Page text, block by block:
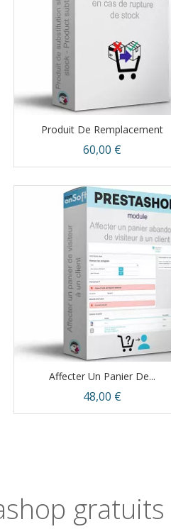
Produit De Remplacement
Prix
60,00 €
Aperçu rapide
Affecter Un Panier De...
Prix
48,00 €
gratuits